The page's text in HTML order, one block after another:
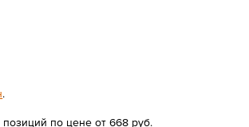
.
по цене от 668 руб.